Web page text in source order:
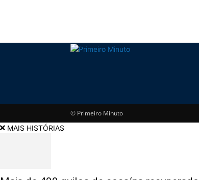
© Primeiro Minuto
MAIS HISTÓRIAS